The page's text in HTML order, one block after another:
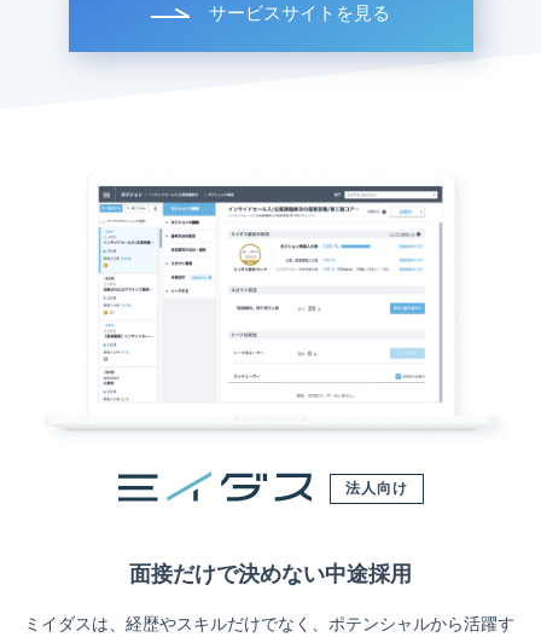
サービスサイトを見る
法人向け
面接だけで決めない中途採用
ミイダスは、経歴やスキルだけでなく、ポテンシャルから活躍す